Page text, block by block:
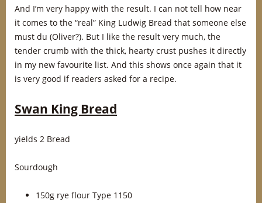
And I’m very happy with the result. I can not tell how near
it comes to the “real” King Ludwig Bread that someone else
must du (Oliver?). But I like the result very much, the
tender crumb with the thick, hearty crust pushes it directly
in my new favourite list. And this shows once again that it
is very good if readers asked for a recipe.
Swan King Bread
yields 2 Bread
Sourdough
150g rye flour Type 1150